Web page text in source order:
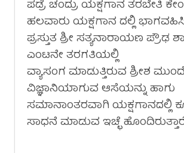
ಪಡ್ರೆ ಚಂದ್ರು ಯಕ್ಷಗಾನ ತರಬೇತಿ
ಹಲವಾರು ಯಕ್ಷಗಾನ ದಲ್ಲಿ
ಪ್ರಸ್ತುತ ಶ್ರೀ ಸತ್ಯನಾರಾಯಣ ಪ್ರೌಢ
ಎಂಟನೇ ತರಗತಿಯಲ್ಲಿ
ವ್ಯಾಸಂಗ ಮಾಡುತ್ತಿರುವ ಶ್ರೀಶ ಮುಂದೆ
ವಿಜ್ಞಾನಿಯಾಗುವ ಆಸೆಯನ್ನು ಹಾಗು
ಸಮಾನಾಂತರವಾಗಿ ಯಕ್ಷಗಾನದಲ್ಲಿ
ಸಾಧನೆ ಮಾಡುವ ಇಚ್ಛೆ